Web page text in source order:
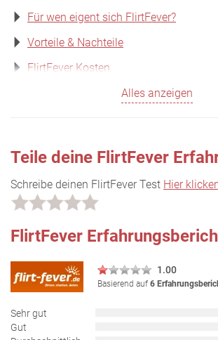
Für wen eigent sich FlirtFever?
Vorteile & Nachteile
FlirtFever Kosten
Alles anzeigen
Teile deine FlirtFever
Schreibe deinen FlirtFever Test Hier
FlirtFever
1.00
Basierend auf 6
Sehr gut
Gut